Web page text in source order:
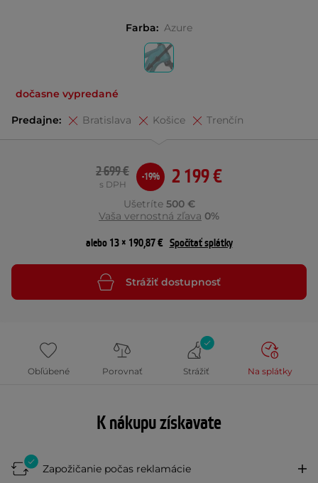
Farba: Azure
dočasne vypredané
Predajne: Bratislava Košice Trenčín
2 199 €
2 699 €
s DPH
-19%
Ušetríte 500 €
Vaša vernostná zľava 0%
alebo 13 × 190,87 € Spočítať splátky
Strážiť dostupnosť
Obľúbené Porovnať Strážiť Na splátky
K nákupu získavate
Zapožičanie počas reklamácie